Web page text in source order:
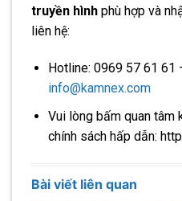
truyền hình phù hợp và
liên hệ:
Hotline: 0969 57 61 61
info@kamnex.com
Vui lòng bấm quan tâm
chính sách hấp dẫn:
Bài viết liên quan